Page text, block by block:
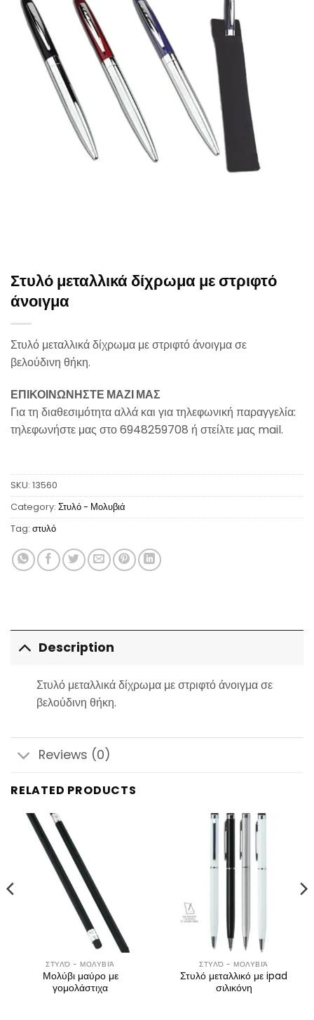
Στυλό μεταλλικά δίχρωμα με στριφτό
άνοιγμα
Στυλό μεταλλικά δίχρωμα με στριφτό άνοιγμα σε
βελούδινη θήκη.
ΕΠΙΚΟΙΝΩΝΗΣΤΕ ΜΑΖΙ ΜΑΣ
Για τη διαθεσιμότητα αλλά και για τηλεφωνική παραγγελία:
τηλεφωνήστε μας στο 6948259708 ή στείλτε μας mail.
SKU: 13560
Category: Στυλό - Μολυβιά
Tag: στυλό
Description
Στυλό μεταλλικά δίχρωμα με στριφτό άνοιγμα σε
βελούδινη θήκη.
Reviews (0)
RELATED PRODUCTS
ΣΤΥΛΌ - ΜΟΛΥΒΙΆ
Μολύβι μαύρο με
γομολάστιχα
ΣΤΥΛΌ - ΜΟΛΥΒΙΆ
Στυλό μεταλλικό με ipad
σιλικόνη